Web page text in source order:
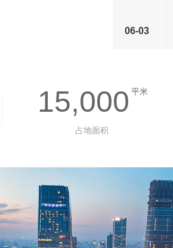
06-03
15,000 平米
占地面积